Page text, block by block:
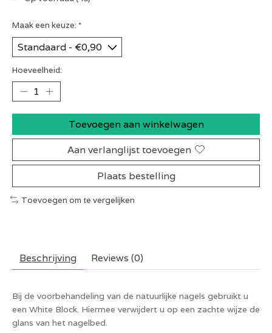
Maak een keuze: *
Hoeveelheid:
Toevoegen aan winkelwagen
Aan verlanglijst toevoegen
Plaats bestelling
Toevoegen om te vergelijken
Beschrijving Reviews (0)
Bij de voorbehandeling van de natuurlijke nagels gebruikt u
een White Block. Hiermee verwijdert u op een zachte wijze de
glans van het nagelbed.